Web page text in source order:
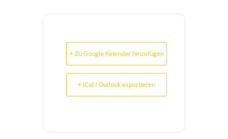
+ Zu Google Kalender hinzufügen
+ iCal / Outlook exportieren